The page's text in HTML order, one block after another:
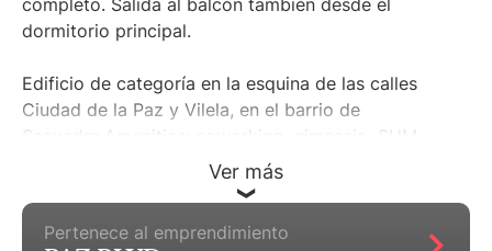
completo. Salida al balcón también desde el
dormitorio principal.
Edificio de categoría en la esquina de las calles
Ciudad de la Paz y Vilela, en el barrio de
Saavedra.Amenities: coworking, gimnasio, SUM,
parrillas, piscina exterior de 21 x mts, solárium
rodeado de Jardines, pileta semiolímpica cubierta,
piscina para niños, juegos para niños, SPA, laundry,
seguridad 24 hs.
Ver más
Pertenece al emprendimiento